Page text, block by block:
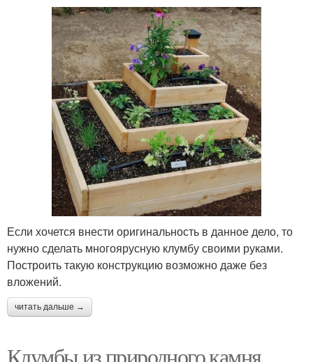
Если хочется внести оригинальность в данное дело, то
нужно сделать многоярусную клумбу своими руками.
Построить такую конструкцию возможно даже без
вложений.
читать дальше →
Клумбы из природного камня